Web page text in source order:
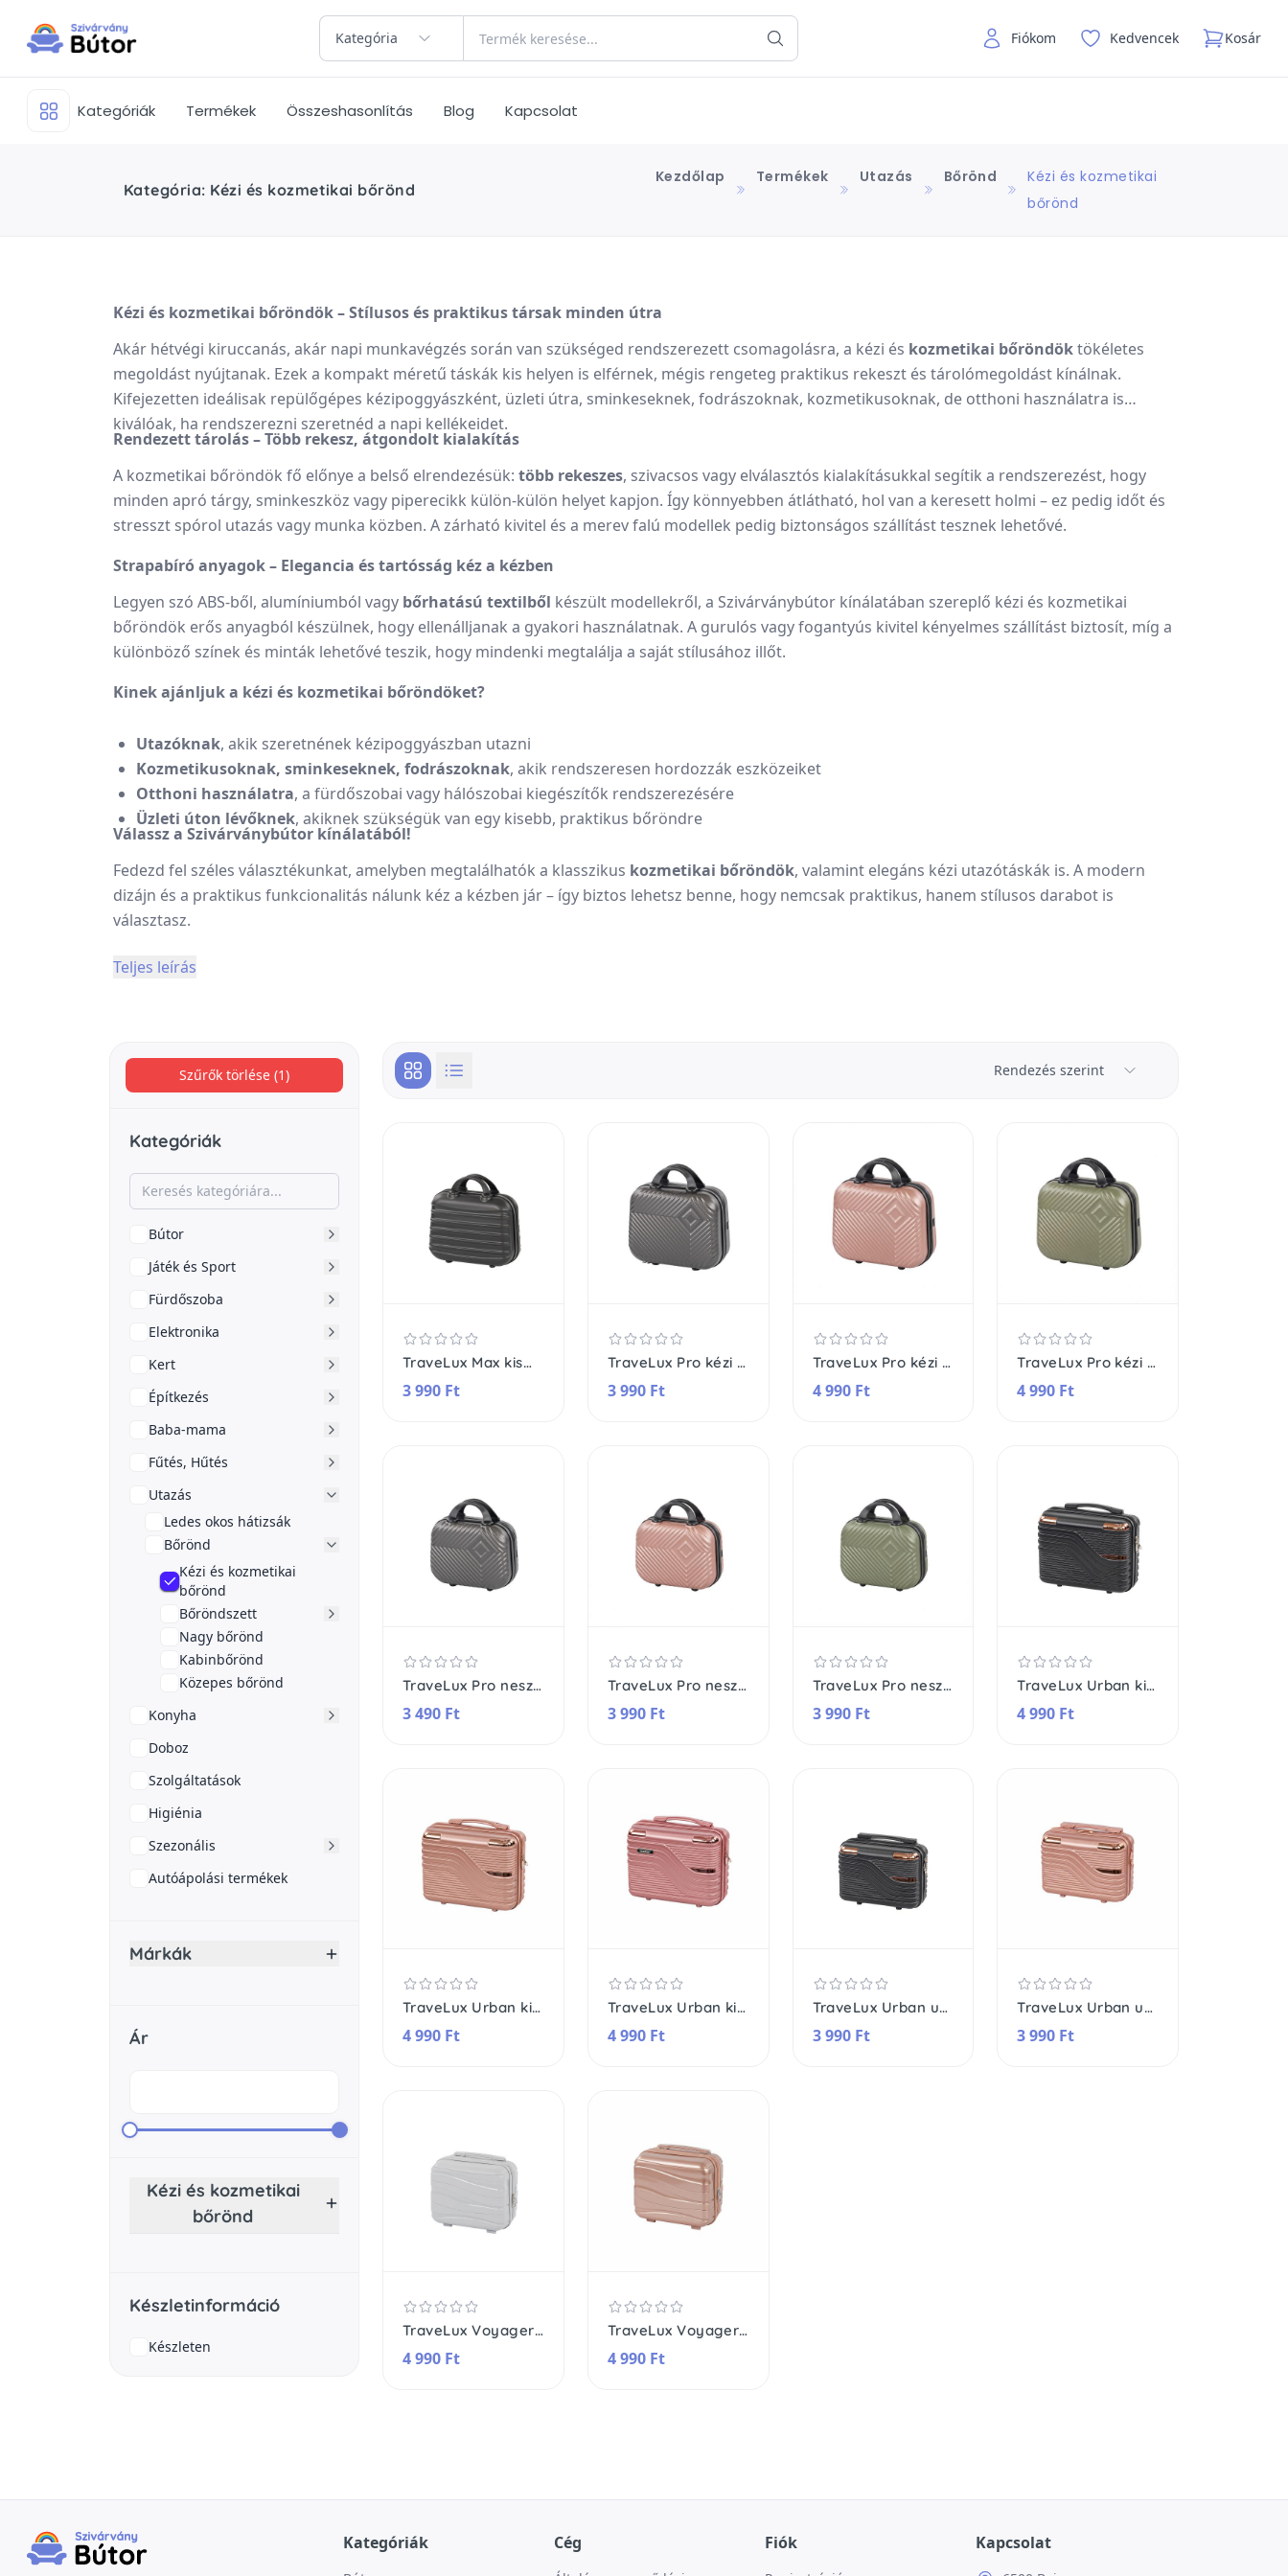
Kategória Fiókom Kedvencek Kosár
Kategóriák Termékek Összeshasonlítás Blog Kapcsolat
Kategória: Kézi és kozmetikai bőrönd
Kezdőlap Termékek Utazás Bőrönd
Kézi és kozmetikai
bőrönd
Kézi és kozmetikai bőröndök – Stílusos és praktikus társak minden útra
Akár hétvégi kiruccanás, akár napi munkavégzés során van szükséged rendszerezett csomagolásra, a kézi és kozmetikai bőröndöktökéletes
megoldást nyújtanak. Ezek a kompakt méretű táskák kis helyen is elférnek, mégis rengeteg praktikus rekeszt és tárolómegoldást kínálnak.
Kifejezetten ideálisak repülőgépes kézipoggyászként, üzleti útra, sminkeseknek, fodrászoknak, kozmetikusoknak, de otthoni használatra is
kiválóak, ha rendszerezni szeretnéd a napi kellékeidet.
Rendezett tárolás – Több rekesz, átgondolt kialakítás
A kozmetikai bőröndök fő előnye a belső elrendezésük: több rekeszes, szivacsos vagy elválasztós kialakításukkal segítik a rendszerezést, hogy
minden apró tárgy, sminkeszköz vagy piperecikk külön-külön helyet kapjon. Így könnyebben átlátható, hol van a keresett holmi – ez pedig időt és
stresszt spórol utazás vagy munka közben. A zárható kivitel és a merev falú modellek pedig biztonságos szállítást tesznek lehetővé.
Strapabíró anyagok – Elegancia és tartósság kéz a kézben
Legyen szó ABS-ből, alumíniumból vagy bőrhatású textilből készült modellekről, a Szivárványbútor kínálatában szereplő kézi és kozmetikai
bőröndök erős anyagból készülnek, hogy ellenálljanak a gyakori használatnak. A gurulós vagy fogantyús kivitel kényelmes szállítást biztosít, míg a
különböző színek és minták lehetővé teszik, hogy mindenki megtalálja a saját stílusához illőt.
Kinek ajánljuk a kézi és kozmetikai bőröndöket?
Utazóknak, akik szeretnének kézipoggyászban utazni
Kozmetikusoknak, sminkeseknek, fodrászoknak, akik rendszeresen hordozzák eszközeiket
Otthoni használatra, a fürdőszobai vagy hálószobai kiegészítők rendszerezésére
Üzleti úton lévőknek, akiknek szükségük van egy kisebb, praktikus bőröndre
Válassz a Szivárványbútor kínálatából!
Fedezd fel széles választékunkat, amelyben megtalálhatók a klasszikus kozmetikai bőröndök, valamint elegáns kézi utazótáskák is. A modern
dizájn és a praktikus funkcionalitás nálunk kéz a kézben jár – így biztos lehetsz benne, hogy nemcsak praktikus, hanem stílusos darabot is
választasz.
Teljes leírás
Szűrők törlése (1)
Kategóriák
Bútor
Játék és Sport
Fürdőszoba
Elektronika
Kert
Építkezés
Baba-mama
Fűtés, Hűtés
Utazás
Ledes okos hátizsák
Bőrönd
Kézi és kozmetikai
bőrönd
Bőröndszett
Nagy bőrönd
Kabinbőrönd
Közepes bőrönd
Konyha
Doboz
Szolgáltatások
Higiénia
Szezonális
Autóápolási termékek
Márkák
Ár
Kézi és kozmetikai
bőrönd
Készletinformáció
Készleten
Rendezés szerint
TraveLux Max kisméretű kézi bőrönd keményfedeles 28x36x16 cm
3 990 Ft
TraveLux Pro kézi bőrönd keményfedeles
3 990 Ft
TraveLux Pro kézi bőrönd keményfedeles
4 990 Ft
TraveLux Pro kézi bőrönd keményfedeles
4 990 Ft
TraveLux Pro neszeszer keményfedeles
3 490 Ft
TraveLux Pro neszeszer keményfedeles
3 990 Ft
TraveLux Pro neszeszer keményfedeles
3 990 Ft
TraveLux Urban kisméretű kézi bőrönd keményfedeles 28x36x16
4 990 Ft
TraveLux Urban kisméretű kézi bőrönd keményfedeles 28x36x16
4 990 Ft
TraveLux Urban kisméretű kézi bőrönd keményfedeles 28x36x16
4 990 Ft
TraveLux Urban utazó neszeszer keményfedeles 23x30x14
3 990 Ft
TraveLux Urban utazó neszeszer keményfedeles 23x30x14
3 990 Ft
TraveLux Voyager kisméretű kézi bőrönd keményfedeles 26x31x14
4 990 Ft
TraveLux Voyager kisméretű kézi bőrönd keményfedeles 26x31x14
4 990 Ft
Kategóriák Cég Fiók Kapcsolat